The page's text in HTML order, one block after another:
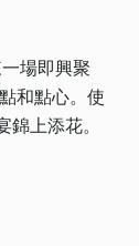
場即興聚
和點心。使
上添花。